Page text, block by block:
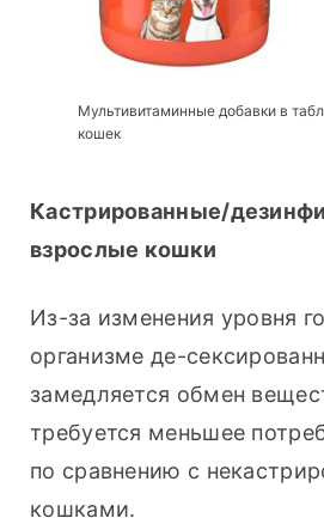
Мультивитаминные добавки в
кошек
Кастрированные/
взрослые кошки
Из-за изменения уровня
организме де-
замедляется обмен
требуется меньшее
по сравнению с
кошками.